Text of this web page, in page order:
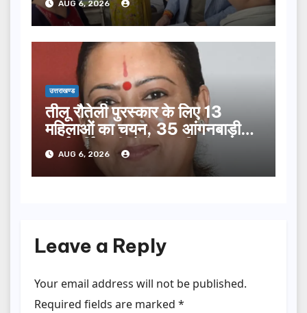
AUG 6, 2026
उत्तराखण्ड
तीलू रौतेली पुरस्कार के लिए 13
महिलाओं का चयन, 35 आंगनबाड़ी
कार्यकर्तियां भी होंगी सम्मानित…
AUG 6, 2026
Leave a Reply
Your email address will not be published.
Required fields are marked *